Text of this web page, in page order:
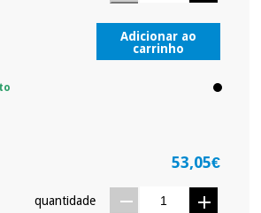
Adicionar ao
carrinho
53,05€
quantidade